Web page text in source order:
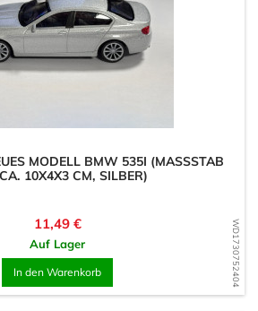
WD1730752404
MODELL BMW 535I (MASSSTAB 1:
10X4X3 CM, SILBER)
Preis
11,49 €
Auf Lager
In den Warenkorb